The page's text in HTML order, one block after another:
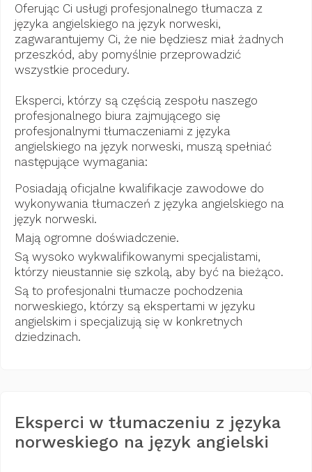
Oferując Ci usługi profesjonalnego tłumacza z
języka angielskiego na język norweski,
zagwarantujemy Ci, że nie będziesz miał żadnych
przeszkód, aby pomyślnie przeprowadzić
wszystkie procedury.
Eksperci, którzy są częścią zespołu naszego
profesjonalnego biura zajmującego się
profesjonalnymi tłumaczeniami z języka
angielskiego na język norweski, muszą spełniać
następujące wymagania:
Posiadają oficjalne kwalifikacje zawodowe do
wykonywania tłumaczeń z języka angielskiego na
język norweski.
Mają ogromne doświadczenie.
Są wysoko wykwalifikowanymi specjalistami,
którzy nieustannie się szkolą, aby być na bieżąco.
Są to profesjonalni tłumacze pochodzenia
norweskiego, którzy są ekspertami w języku
angielskim i specjalizują się w konkretnych
dziedzinach.
Eksperci w tłumaczeniu z języka
norweskiego na język angielski